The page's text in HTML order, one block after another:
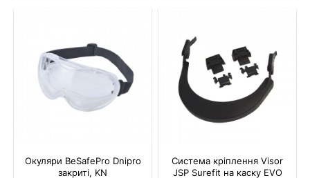
Окуляри BeSafePro Dnipro
закриті, KN
Система кріплення Visor
JSP Surefit на каску EVO